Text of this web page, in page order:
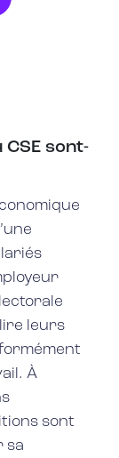
CSE sont-
leurs
À
sont
sa